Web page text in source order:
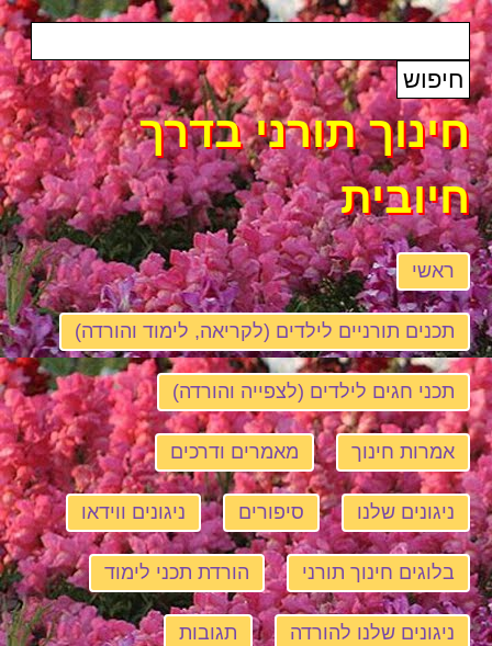
חינוך תורני בדרך
חיובית
ראשי
תכנים תורניים לילדים (לקריאה, לימוד והורדה)
תכני חגים לילדים (לצפייה והורדה)
אמרות חינוך מאמרים ודרכים
ניגונים שלנו סיפורים ניגונים ווידאו
בלוגים חינוך תורני הורדת תכני לימוד
ניגונים שלנו להורדה תגובות